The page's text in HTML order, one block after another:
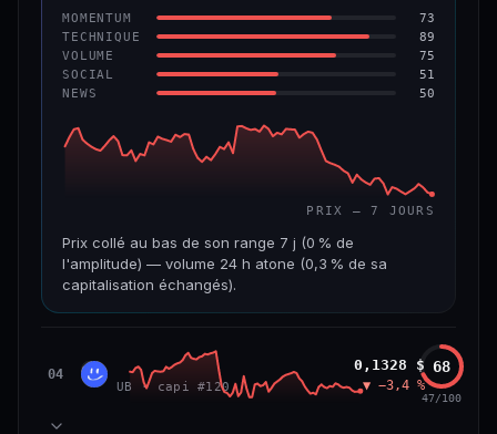
VS ATH
−5,6 %
RANG CAPI.
#9
CONFIANCE 66/100
MOMENTUM 73
TECHNIQUE 89
VOLUME 75
SOCIAL 51
NEWS 50
PRIX — 7 JOURS
Prix collé au bas de son range 7 j (0 % de
l'amplitude) — volume 24 h atone (0,3 % de sa
capitalisation échangés).
VAR. 7 J VAR. 30 J
04 UB Unibase
UB · capi #120
0,1328 $
▼ −3,4 %
68
47/100